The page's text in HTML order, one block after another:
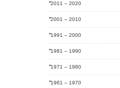
2011 – 2020
2001 – 2010
1991 – 2000
1981 – 1990
1971 – 1980
1961 – 1970